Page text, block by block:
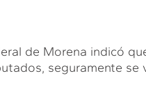
de Morena indicó
seguramente se